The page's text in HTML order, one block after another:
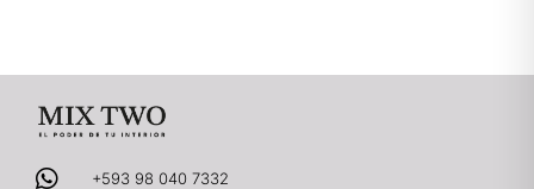
+593 98 040 7332